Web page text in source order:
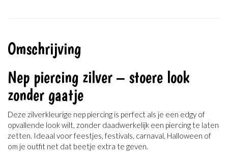
Omschrijving
Nep piercing zilver – stoere look
zonder gaatje
Deze zilverkleurige nep piercing is perfect als je een edgy of
opvallende look wilt, zonder daadwerkelijk een piercing te laten
zetten. Ideaal voor feestjes, festivals, carnaval, Halloween of
om je outfit net dat beetje extra te geven.